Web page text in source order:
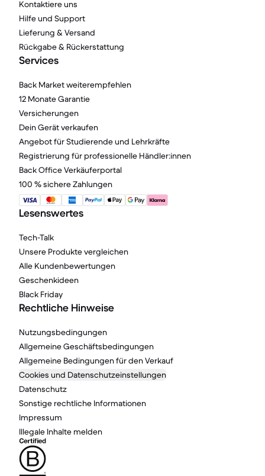
Kontaktiere uns
Hilfe und Support
Lieferung & Versand
Rückgabe & Rückerstattung
Services
Back Market weiterempfehlen
12 Monate Garantie
Versicherungen
Dein Gerät verkaufen
Angebot für Studierende und Lehrkräfte
Registrierung für professionelle Händler:innen
Back Office Verkäuferportal
100 % sichere Zahlungen
Lesenswertes
Tech-Talk
Unsere Produkte vergleichen
Alle Kundenbewertungen
Geschenkideen
Black Friday
Rechtliche Hinweise
Nutzungsbedingungen
Allgemeine Geschäftsbedingungen
Allgemeine Bedingungen für den Verkauf
Cookies und Datenschutzeinstellungen
Datenschutz
Sonstige rechtliche Informationen
Impressum
Illegale Inhalte melden